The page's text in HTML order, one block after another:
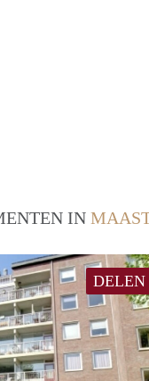
IN
DELEN